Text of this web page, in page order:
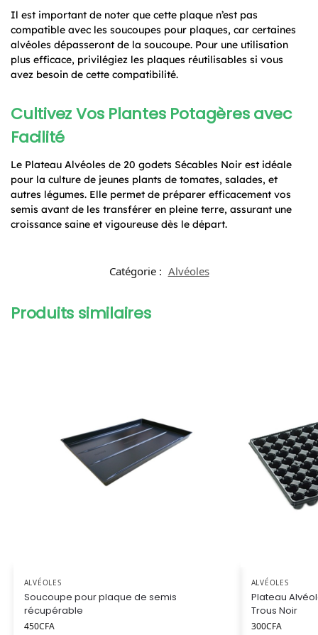
Il est important de noter que cette plaque n’est pas
compatible avec les soucoupes pour plaques, car certaines
alvéoles dépasseront de la soucoupe. Pour une utilisation
plus efficace, privilégiez les plaques réutilisables si vous
avez besoin de cette compatibilité.
Cultivez Vos Plantes Potagères avec
Facilité
Le Plateau Alvéoles de 20 godets Sécables Noir est idéale
pour la culture de jeunes plants de tomates, salades, et
autres légumes. Elle permet de préparer efficacement vos
semis avant de les transférer en pleine terre, assurant une
croissance saine et vigoureuse dès le départ.
Catégorie : Alvéoles
Produits similaires
ALVÉOLES
Soucoupe pour plaque de semis
récupérable
450CFA
ALVÉOLES
Plateau
Trous Noir
300CFA